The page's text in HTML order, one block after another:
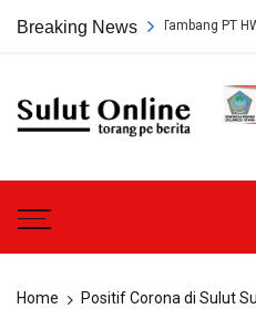
Breaking News
Persetujuan Tambang PT HWR Tak
Home Positif Corona di Sulut